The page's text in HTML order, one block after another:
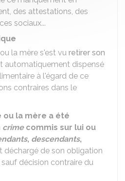
des attestations, des
sociaux...
la mère s'est vu retirer son
automatiquement dispensé
à l'égard de ce
contraires dans le
ou la mère a été
crimecommis sur lui ou
, descendants,
déchargé de son obligation
sauf décision contraire du